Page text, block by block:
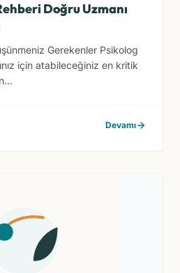
Doğru Uzmanı
Gerekenler Psikolog
için atabileceğiniz en kritik
Devamı